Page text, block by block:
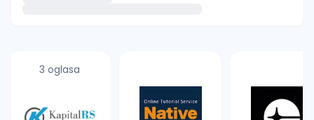
3 oglasa